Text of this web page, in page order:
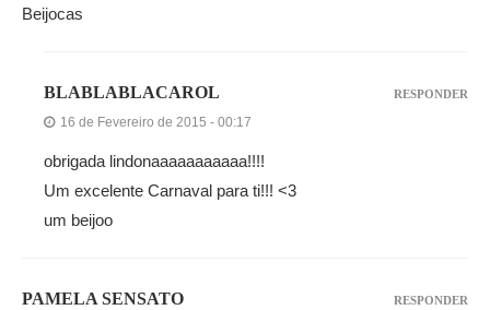
Beijocas
BLABLABLACAROL
16 de Fevereiro de 2015 - 00:17
obrigada lindonaaaaaaaaaaa!!!!
Um excelente Carnaval para ti!!! <3
um beijoo
RESPONDER
PAMELA SENSATO RESPONDER